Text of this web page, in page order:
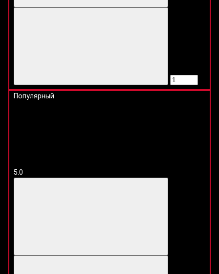
Популярный
5.0